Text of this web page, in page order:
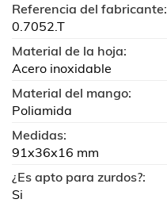
Referencia del fabricante:
0.7052.T
Material de la hoja:
Acero inoxidable
Material del mango:
Poliamida
Medidas:
91x36x16 mm
¿Es apto para zurdos?:
Si